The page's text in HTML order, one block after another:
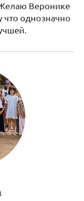
Веронике
что однозначно